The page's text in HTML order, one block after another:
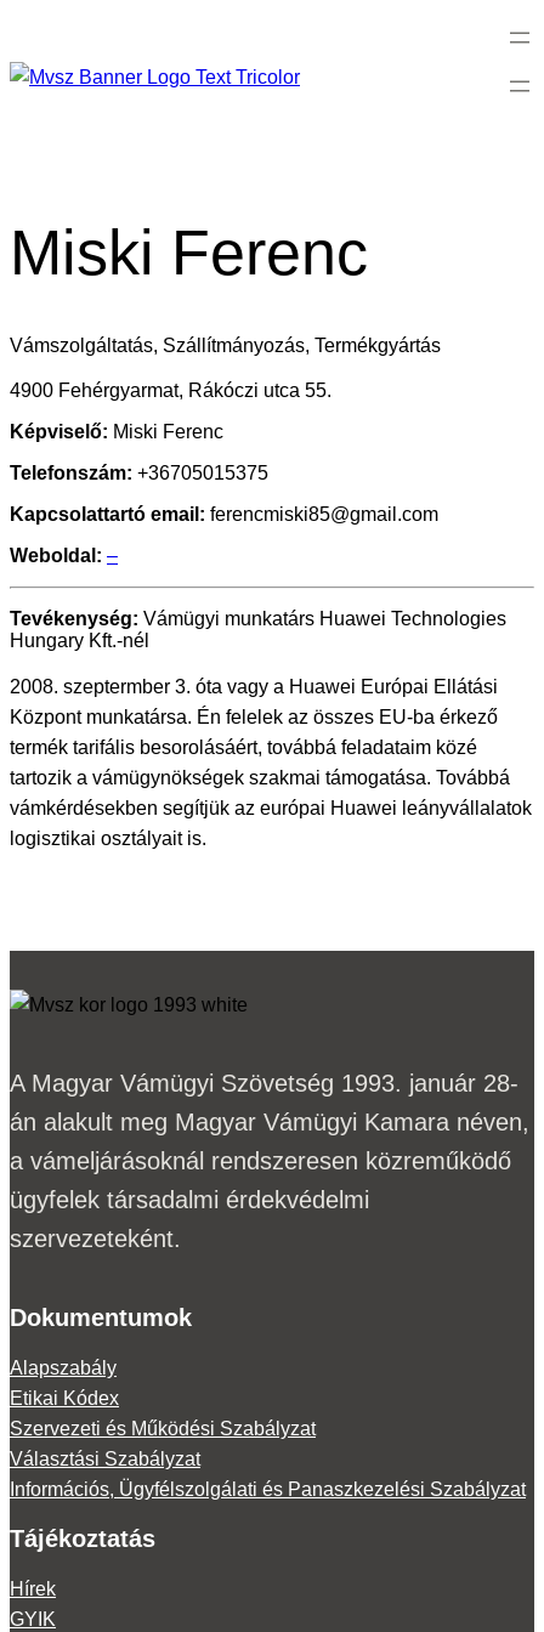
Miski Ferenc
Vámszolgáltatás, Szállítmányozás, Termékgyártás
4900 Fehérgyarmat, Rákóczi utca 55.
Képviselő: Miski Ferenc
Telefonszám: +36705015375
Kapcsolattartó email: ferencmiski85@gmail.com
Weboldal: –
Tevékenység: Vámügyi munkatárs Huawei Technologies
Hungary Kft.-nél
2008. szeptermber 3. óta vagy a Huawei Európai Ellátási
Központ munkatársa. Én felelek az összes EU-ba érkező
termék tarifális besorolásáért, továbbá feladataim közé
tartozik a vámügynökségek szakmai támogatása. Továbbá
vámkérdésekben segítjük az európai Huawei leányvállalatok
logisztikai osztályait is.
A Magyar Vámügyi Szövetség 1993. január 28-
án alakult meg Magyar Vámügyi Kamara néven,
a vámeljárásoknál rendszeresen közreműködő
ügyfelek társadalmi érdekvédelmi
szervezeteként.
Dokumentumok
Alapszabály
Etikai Kódex
Szervezeti és Működési Szabályzat
Választási Szabályzat
Információs, Ügyfélszolgálati és Panaszkezelési Szabályzat
Tájékoztatás
Hírek
GYIK